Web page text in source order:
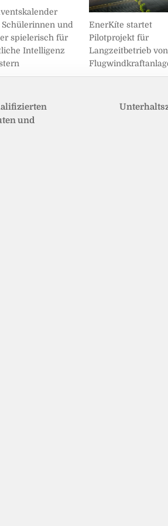
Schülerinnen und
spielerisch für
Intelligenz
EnerKíte startet
Pilotprojekt für
Langzeitbetrieb von
und